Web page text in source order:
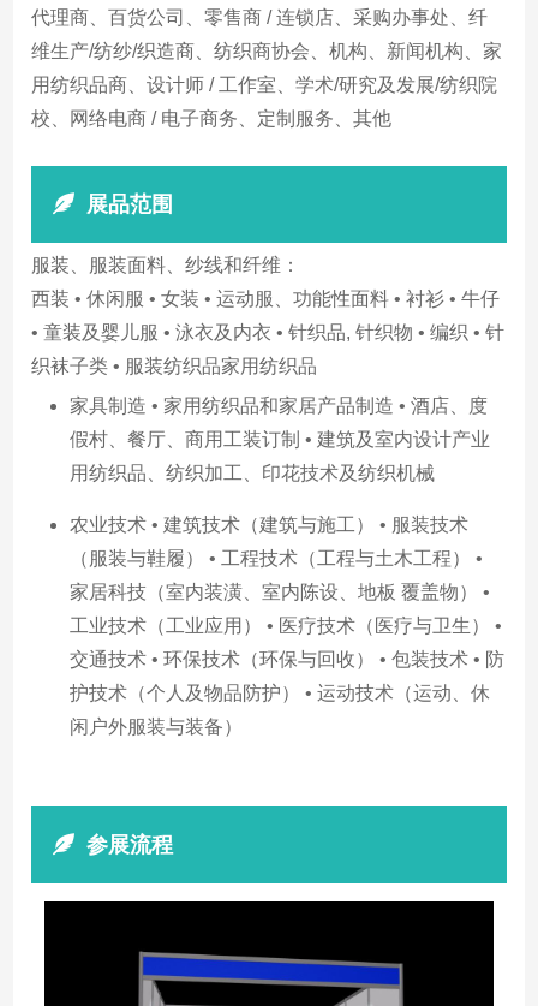
代理商、百货公司、零售商 / 连锁店、采购办事处、纤
维生产/纺纱/织造商、纺织商协会、机构、新闻机构、家
用纺织品商、设计师 / 工作室、学术/研究及发展/纺织院
校、网络电商 / 电子商务、定制服务、其他
展品范围
服装、服装面料、纱线和纤维：
西装 • 休闲服 • 女装 • 运动服、功能性面料 • 衬衫 • 牛仔
• 童装及婴儿服 • 泳衣及内衣 • 针织品, 针织物 • 编织 • 针
织袜子类 • 服装纺织品家用纺织品
家具制造 • 家用纺织品和家居产品制造 • 酒店、度
假村、餐厅、商用工装订制 • 建筑及室内设计产业
用纺织品、纺织加工、印花技术及纺织机械
农业技术 • 建筑技术（建筑与施工） • 服装技术
（服装与鞋履） • 工程技术（工程与土木工程） •
家居科技（室内装潢、室内陈设、地板 覆盖物） •
工业技术（工业应用） • 医疗技术（医疗与卫生） •
交通技术 • 环保技术（环保与回收） • 包装技术 • 防
护技术（个人及物品防护） • 运动技术（运动、休
闲户外服装与装备）
参展流程